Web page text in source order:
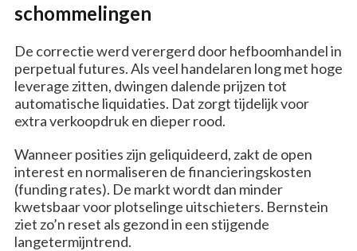
schommelingen
De correctie werd verergerd door hefboomhandel in
perpetual futures. Als veel handelaren long met hoge
leverage zitten, dwingen dalende prijzen tot
automatische liquidaties. Dat zorgt tijdelijk voor
extra verkoopdruk en dieper rood.
Wanneer posities zijn geliquideerd, zakt de open
interest en normaliseren de financieringskosten
(funding rates). De markt wordt dan minder
kwetsbaar voor plotselinge uitschieters. Bernstein
ziet zo’n reset als gezond in een stijgende
langetermijntrend.